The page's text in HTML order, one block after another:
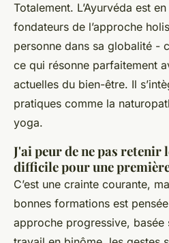
Totalement. L’Ayurvéda est
fondateurs de l’approche
personne dans sa globalité -
ce qui résonne parfaitement
actuelles du bien-être. Il
pratiques comme la
yoga.
J'ai peur de ne pas retenir
difficile pour une
C’est une crainte courante,
bonnes formations est
approche progressive, basée